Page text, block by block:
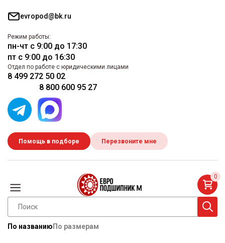
evropod@bk.ru
Режим работы:
пн-чт с 9:00 до 17:30
пт с 9:00 до 16:30
Отдел по работе с юридическими лицами
8 499 272 50 02
8 800 600 95 27
Помощь в подборе Перезвоните мне
По названию По размерам
0